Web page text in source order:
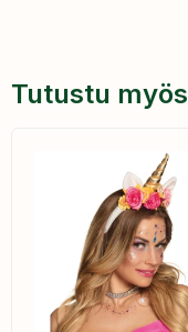
Tutustu myös